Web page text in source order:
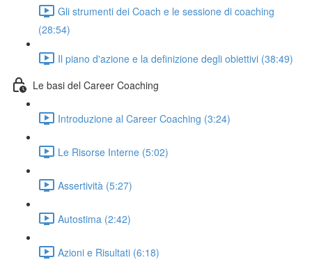
Gli strumenti dei Coach e le sessione di coaching
(28:54)
Il piano d'azione e la definizione degli obiettivi (38:49)
Le basi del Career Coaching
Introduzione al Career Coaching (3:24)
Le Risorse Interne (5:02)
Assertività (5:27)
Autostima (2:42)
Azioni e Risultati (6:18)